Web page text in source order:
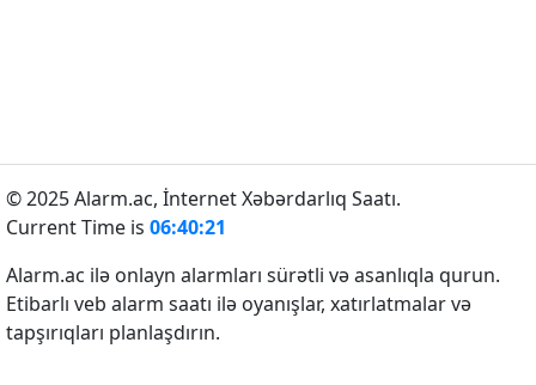
© 2025 Alarm.ac, İnternet Xəbərdarlıq Saatı.
Current Time is 06:40:21
Alarm.ac ilə onlayn alarmları sürətli və asanlıqla qurun.
Etibarlı veb alarm saatı ilə oyanışlar, xatırlatmalar və
tapşırıqları planlaşdırın.